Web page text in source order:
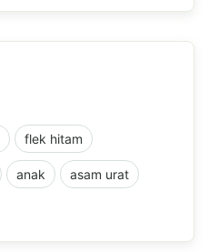
flek hitam
anak asam urat